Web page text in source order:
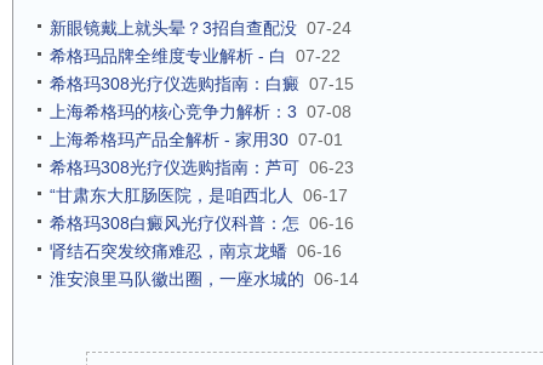
新眼镜戴上就头晕？3招自查配没 07-24
希格玛品牌全维度专业解析 - 白
07-22
希格玛308光疗仪选购指南：白癜 07-15
上海希格玛的核心竞争力解析：3 07-08
上海希格玛产品全解析 - 家用30 07-01
希格玛308光疗仪选购指南：芦可 06-23
“甘肃东大肛肠医院，是咱西北人
06-17
希格玛308白癜风光疗仪科普：怎 06-16
肾结石突发绞痛难忍，南京龙蟠 06-16
淮安浪里马队徽出圈，一座水城的 06-14